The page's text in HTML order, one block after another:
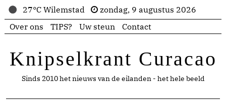
27°C Wilemstad
zondag, 9 augustus 2026
Over ons
TIPS? Uw steun Contact
Knipselkrant Curacao
Sinds 2010 het nieuws van de eilanden - het hele beeld